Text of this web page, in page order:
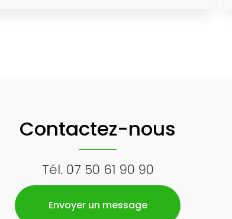
Contactez-nous
Tél. 07 50 61 90 90
Envoyer un message